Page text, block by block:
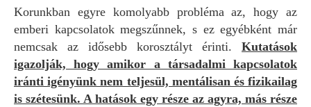
Korunkban egyre komolyabb probléma az, hogy az
emberi kapcsolatok megszűnnek, s ez egyébként már
nemcsak az idősebb korosztályt érinti. Kutatások
igazolják, hogy amikor a társadalmi kapcsolatok
iránti igényünk nem teljesül, mentálisan és fizikailag
is szétesünk. A hatások egy része az agyra, más része